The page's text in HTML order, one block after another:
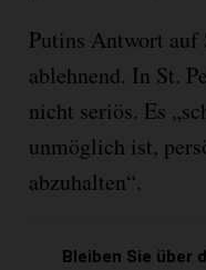
Putins Antwort
ablehnend. In St.
nicht seriös. Es
unmöglich ist,
abzuhalten“.
Bleiben Sie über